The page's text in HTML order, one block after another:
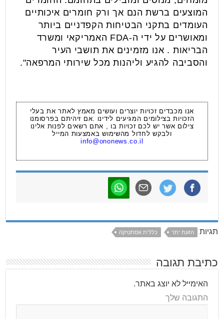
המוצעים ברשת הנם אך ורק חומרים איכותיים
העומדים בתקני הבטיחות הקפדניים ביותר
ומאושרים על ידי ה-FDA האמריקאי ומשרד
הבריאות . אנו מזמינים את תושבי העיר
והסביבה להגיע וליהנות מכל שירותי המרפאה".
אנו מכבדים זכויות יוצרים ועושים מאמץ לאתר את בעלי
הזכויות בצילומים המגיעים לידינו .אם זיהיתם בפרסומנו
צילום אשר יש לכם זכויות בו , אתם רשאים לפנות אלינו
ולבקש לחדול מהשימוש באמצעות המייל
info@ononews.co.il
תגיות הזעת יתר כללית אסתטיקה
כתיבת תגובה
האימייל לא יוצג באתר.
התגובה שלך